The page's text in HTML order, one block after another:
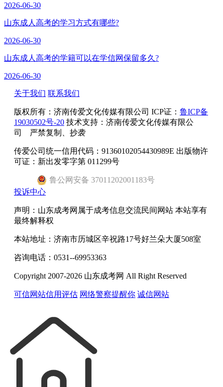
2026-06-30
山东成人高考的学习方式有哪些?
2026-06-30
山东成人高考的学籍可以在学信网保留多久?
2026-06-30
关于我们 联系我们
版权所有： 济南传爱文化传媒有限公司 ICP证： 鲁ICP备
19030502号-20 技术支持：济南传爱文化传媒有限公
司 严禁复制、抄袭
传爱公司统一信用代码：91360102054430989E 出版物许
可证：新出发零字第 011299号
鲁公网安备 37011202001183号
投诉中心
声明：山东成考网属于成考信息交流民间网站 本站享有
最终解释权
本站地址：济南市历城区辛祝路17号好兰朵大厦508室
咨询电话：0531--69953363
Copyright 2007-2026 山东成考网 All Right Reserved
可信网站信用评估 网络警察提醒你 诚信网站